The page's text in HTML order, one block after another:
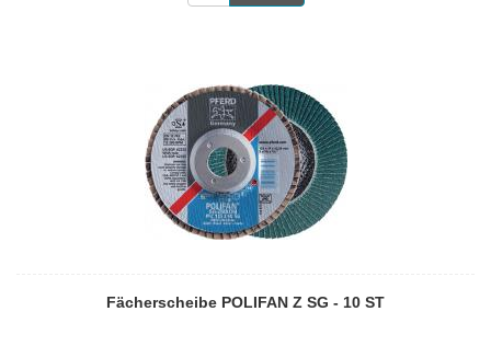
Fächerscheibe POLIFAN Z SG - 10 ST